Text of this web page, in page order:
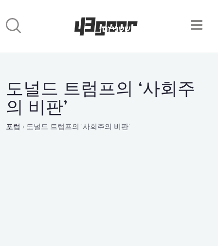
도널드 트럼프의 ‘사회주
의 비판’
포럼 › 도널드 트럼프의 ‘사회주의 비판’